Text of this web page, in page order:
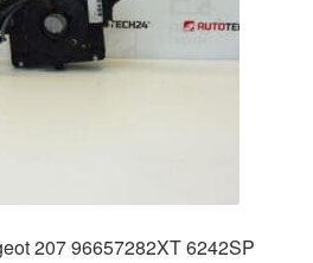
207 96657282XT 6242SP